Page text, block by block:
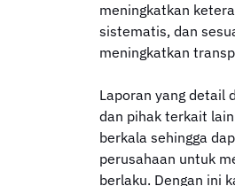
meningkatkan
sistematis, dan
meningkatkan
Laporan yang detail
dan pihak terkait
berkala sehingga
perusahaan untuk
berlaku. Dengan ini